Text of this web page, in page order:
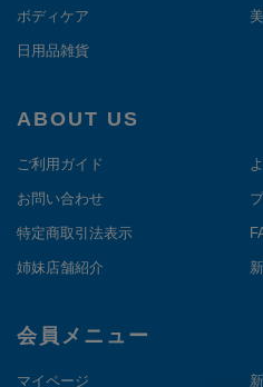
ボディケア
日用品雑貨
ABOUT US
ご利用ガイド
お問い合わせ
特定商取引法表示
姉妹店舗紹介
会員メニュー
マイページ